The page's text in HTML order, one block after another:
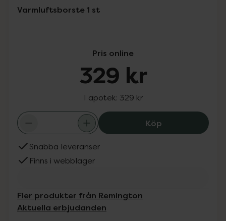
Varmluftsborste 1 st
Pris online
329 kr
I apotek: 329 kr
KöpRemington
Snabba leveranser
Finns i webblager
Fler produkter från Remington
Aktuella erbjudanden